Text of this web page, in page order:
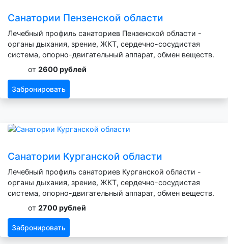
Санатории Пензенской области
Лечебный профиль санаториев Пензенской области -
органы дыхания, зрение, ЖКТ, сердечно-сосудистая
система, опорно-двигательный аппарат, обмен веществ.
от 2600 рублей
Забронировать
Санатории Курганской области
Лечебный профиль санаториев Курганской области -
органы дыхания, зрение, ЖКТ, сердечно-сосудистая
система, опорно-двигательный аппарат, обмен веществ.
от 2700 рублей
Забронировать